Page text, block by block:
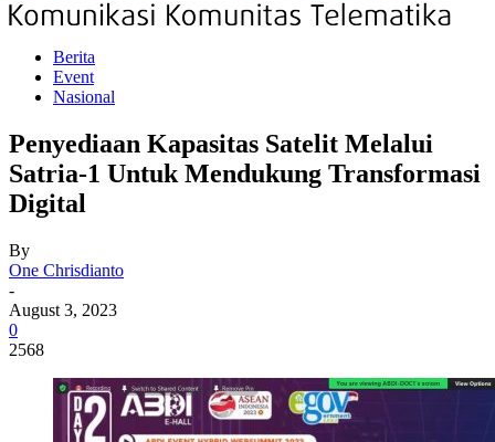
Berita
Event
Nasional
Penyediaan Kapasitas Satelit Melalui
Satria-1 Untuk Mendukung Transformasi
Digital
By
One Chrisdianto
-
August 3, 2023
0
2568